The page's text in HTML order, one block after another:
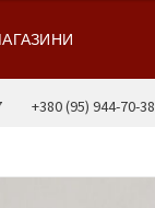
+380 (95) 944-70-38